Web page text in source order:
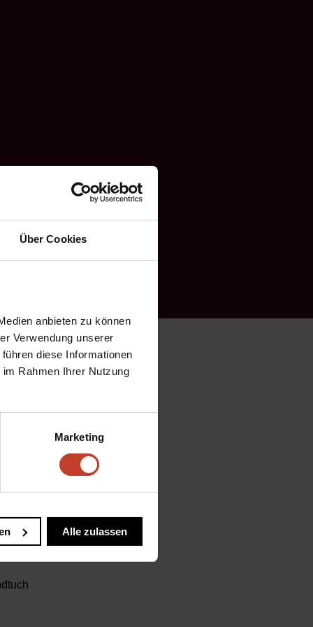
Über Cookies
anbieten zu können
Verwendung unserer
diese Informationen
Rahmen Ihrer Nutzung
Marketing
Alle zulassen
und zum